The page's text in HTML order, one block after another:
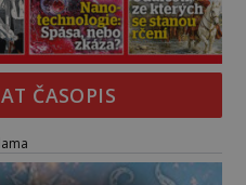
ČASOPIS